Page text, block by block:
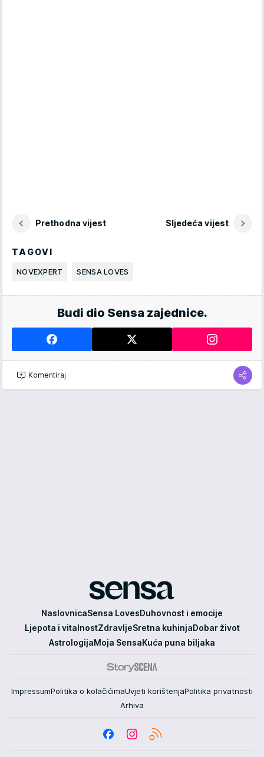
Prethodna vijest Sljedeća vijest
TAGOVI
NOVEXPERT SENSA LOVES
Budi dio Sensa zajednice.
Komentiraj
NaslovnicaSensa LovesDuhovnost i emocije
Ljepota i vitalnostZdravljeSretna kuhinjaDobar život
AstrologijaMoja SensaKuća puna biljaka
ImpressumPolitika o kolačićimaUvjeti korištenjaPolitika privatnosti
Arhiva